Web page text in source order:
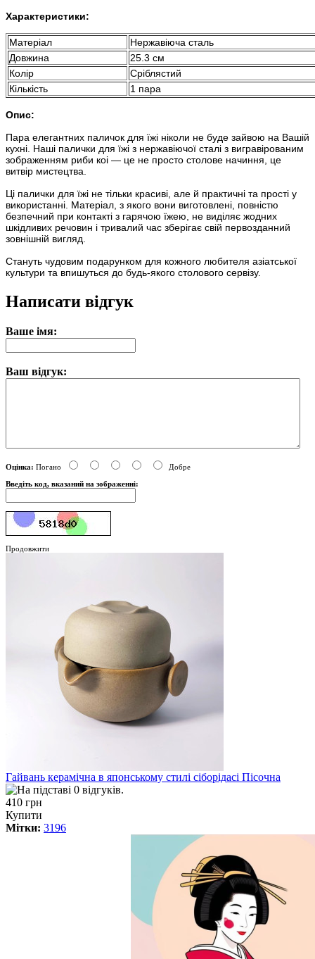
Характеристики:
Матеріал
Нержавіюча сталь
Довжина
25.3 см
Колір
Сріблястий
Кількість
1 пара
Опис:
Пара елегантних паличок для їжі ніколи не буде зайвою на Вашій
кухні. Наші палички для їжі з нержавіючої сталі з вигравірованим
зображенням риби коі — це не просто столове начиння, це
витвір мистецтва.
Ці палички для їжі не тільки красиві, але й практичні та прості у
використанні. Матеріал, з якого вони виготовлені, повністю
безпечний при контакті з гарячою їжею, не виділяє жодних
шкідливих речовин і тривалий час зберігає свій первозданний
зовнішній вигляд.
Стануть чудовим подарунком для кожного любителя азіатської
культури та впишуться до будь-якого столового сервізу.
Написати відгук
Ваше імя:
Ваш відгук:
Оцінка: Погано
Добре
Введіть код, вказаний на зображенні:
Продовжити
Гайвань керамічна в японському стилі сіборідасі Пісочна
410 грн
Купити
Мітки: 3196